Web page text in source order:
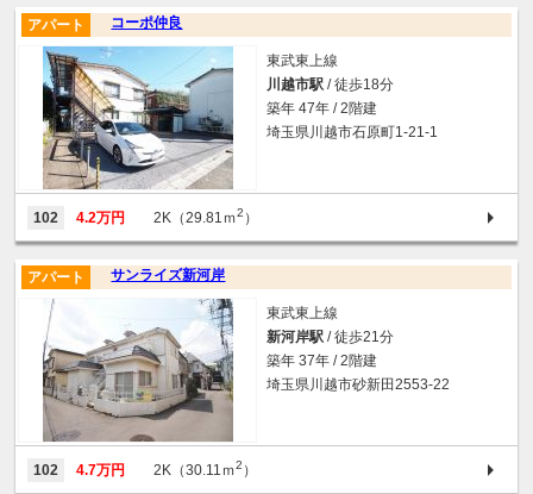
コーポ仲良
アパート
東武東上線
川越市駅 / 徒歩18分
築年 47年 / 2階建
埼玉県川越市石原町1-21-1
102 4.2万円 2K（29.81ｍ2 ）
サンライズ新河岸
アパート
東武東上線
新河岸駅 / 徒歩21分
築年 37年 / 2階建
埼玉県川越市砂新田2553-22
102 4.7万円 2K（30.11ｍ2 ）